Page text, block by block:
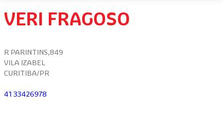
VERI FRAGOSO
R PARINTINS,849
VILA IZABEL
CURITIBA/PR
41 33426978